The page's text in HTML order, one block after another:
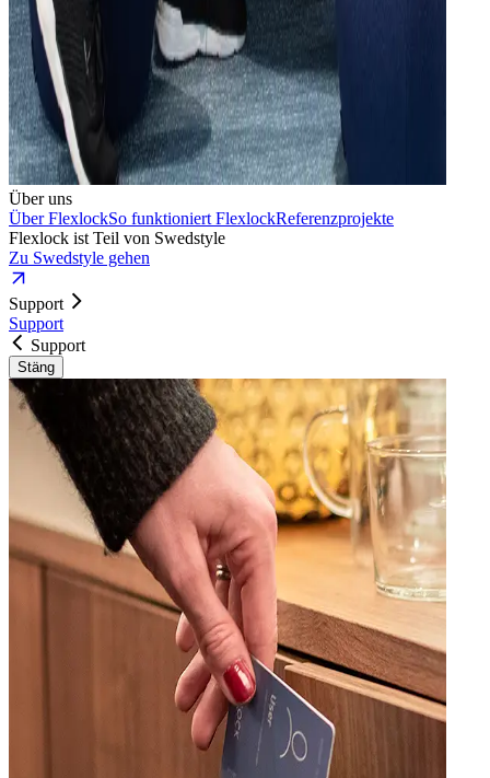
Über uns
Über FlexlockSo funktioniert FlexlockReferenzprojekte
Flexlock ist Teil von Swedstyle
Zu Swedstyle gehen
Support
Support
Support
Stäng